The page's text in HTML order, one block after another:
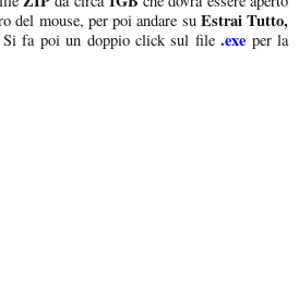
del mouse, per poi andare suEstrai Tutto,
fa poi un doppio click sul file.exe per la